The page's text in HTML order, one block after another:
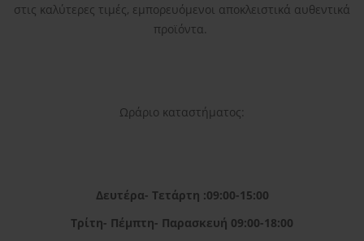
στις καλύτερες τιμές, εμπορευόμενοι αποκλειστικά αυθεντικά
προϊόντα.
Ωράριο καταστήματος:
Δευτέρα- Τετάρτη :09:00-15:00
Τρίτη- Πέμπτη- Παρασκευή 09:00-18:00